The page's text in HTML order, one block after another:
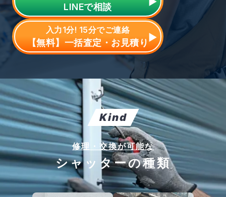
LINEで相談
入力1分! 15分でご連絡
【無料】一括査定・お見積り
Kind
修理・交換が可能な
シャッターの種類